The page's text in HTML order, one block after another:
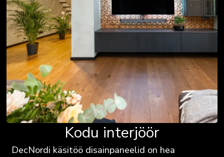
Kodu interjöör
DecNordi käsitöö disainpaneelid on hea